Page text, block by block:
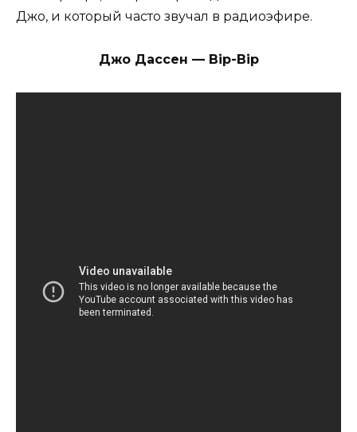
Джо, и который часто звучал в радиоэфире.
Джо Дассен — Bip-Bip